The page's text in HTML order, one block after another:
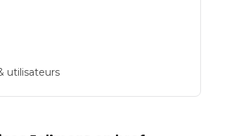
utilisateurs